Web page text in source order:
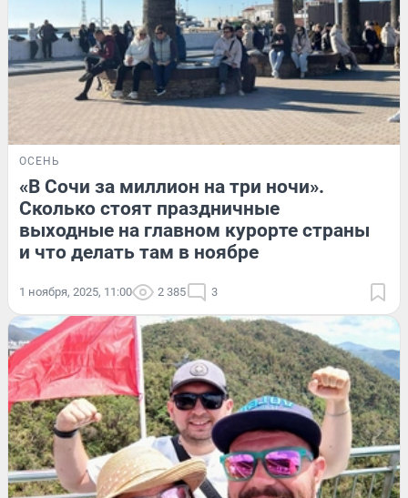
ОСЕНЬ
«В Сочи за миллион на три ночи».
Сколько стоят праздничные
выходные на главном курорте страны
и что делать там в ноябре
1 ноября, 2025, 11:00 2 385 3